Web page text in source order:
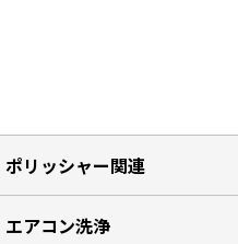
ポリッシャー関連
エアコン洗浄